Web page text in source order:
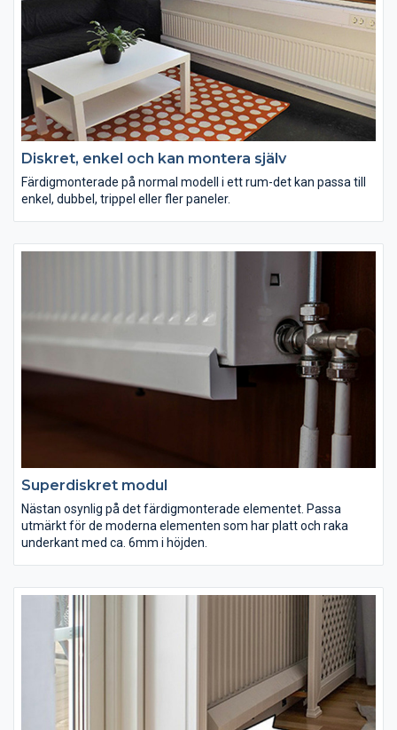
Diskret, enkel och kan montera själv
Färdigmonterade på normal modell i ett rum-det kan passa till
enkel, dubbel, trippel eller fler paneler.
Superdiskret modul
Nästan osynlig på det färdigmonterade elementet. Passa
utmärkt för de moderna elementen som har platt och raka
underkant med ca. 6mm i höjden.